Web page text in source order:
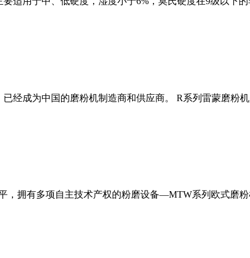
经成为中国的磨粉机制造商和供应商。 R系列雷蒙磨粉
，拥有多项自主技术产权的粉磨设备—MTW系列欧式磨